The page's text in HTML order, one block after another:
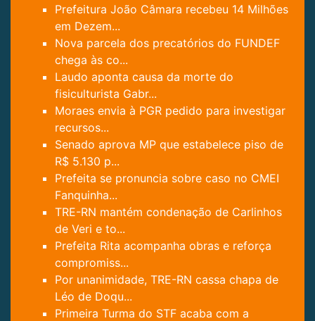
Prefeitura João Câmara recebeu 14 Milhões
em Dezem...
Nova parcela dos precatórios do FUNDEF
chega às co...
Laudo aponta causa da morte do
fisiculturista Gabr...
Moraes envia à PGR pedido para investigar
recursos...
Senado aprova MP que estabelece piso de
R$ 5.130 p...
Prefeita se pronuncia sobre caso no CMEI
Fanquinha...
TRE-RN mantém condenação de Carlinhos
de Veri e to...
Prefeita Rita acompanha obras e reforça
compromiss...
Por unanimidade, TRE-RN cassa chapa de
Léo de Doqu...
Primeira Turma do STF acaba com a